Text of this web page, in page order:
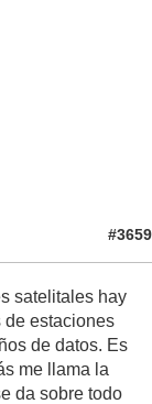
#3659
satelitales hay
de estaciones
de datos. Es
me llama la
da sobre todo